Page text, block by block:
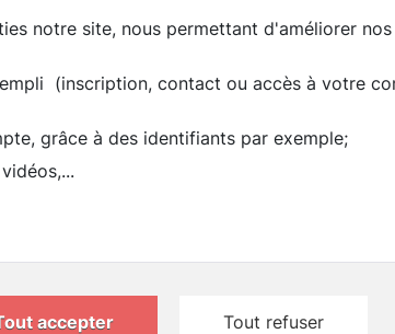
notre site, nous permettant d'améliorer nos
(inscription, contact ou accès à votre
grâce à des identifiants par exemple;
accepter Tout refuser